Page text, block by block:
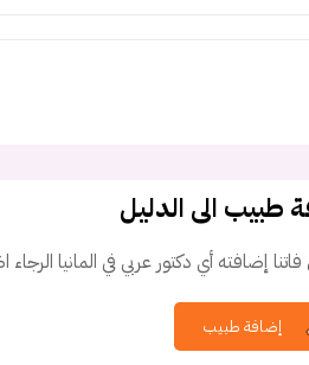
طبيب الى الدليل
إضافته أي دكتور عربي في المانيا